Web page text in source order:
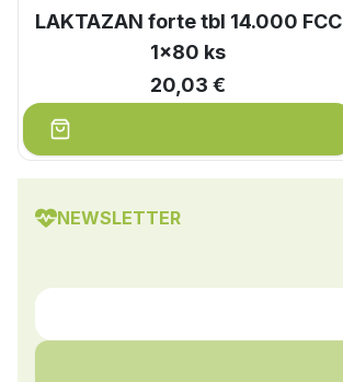
LAKTAZAN forte tbl 14.000 FCC
1x80 ks
20,03 €
NEWSLETTER